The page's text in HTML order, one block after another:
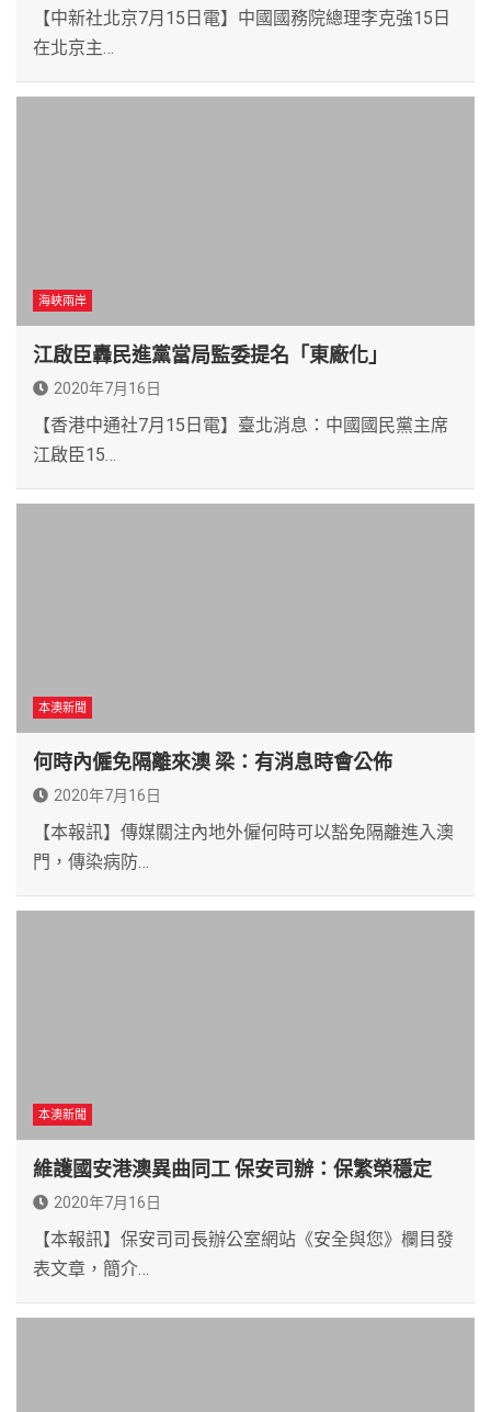
【中新社北京7月15日電】中國國務院總理李克強15日
在北京主…
海峽兩岸
江啟臣轟民進黨當局監委提名「東廠化」
2020年7月16日
【香港中通社7月15日電】臺北消息：中國國民黨主席
江啟臣15…
本澳新聞
何時內僱免隔離來澳 梁：有消息時會公佈
2020年7月16日
【本報訊】傳媒關注內地外僱何時可以豁免隔離進入澳
門，傳染病防…
本澳新聞
維護國安港澳異曲同工 保安司辦：保繁榮穩定
2020年7月16日
【本報訊】保安司司長辦公室網站《安全與您》欄目發
表文章，簡介…